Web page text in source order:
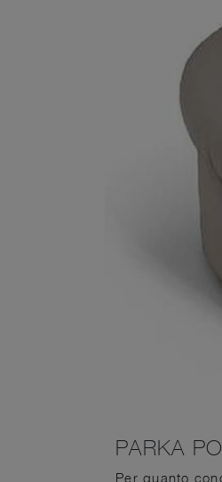
PARKA
Per quanto